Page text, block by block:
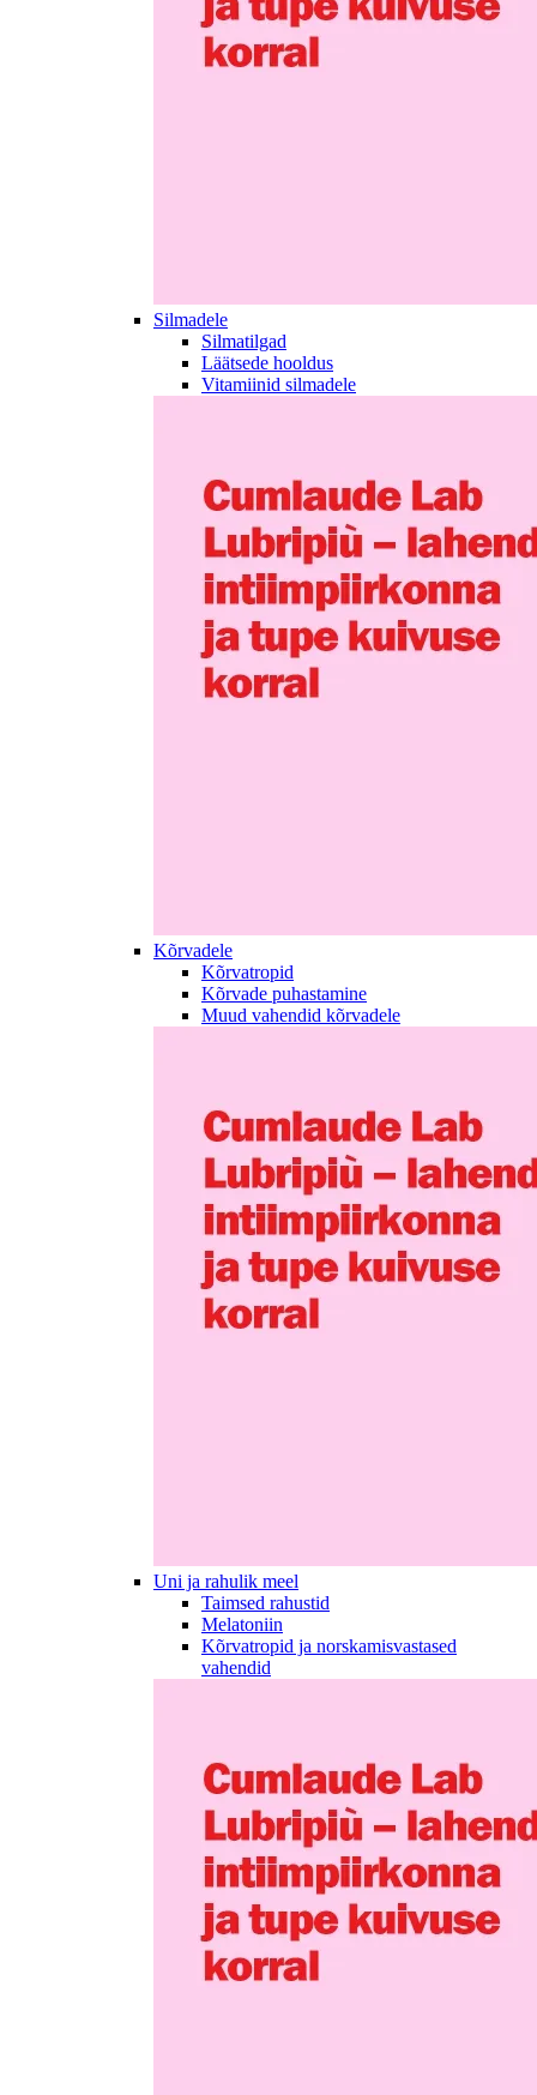
Silmadele
Silmatilgad
Läätsede hooldus
Vitamiinid silmadele
Kõrvadele
Kõrvatropid
Kõrvade puhastamine
Muud vahendid kõrvadele
Uni ja rahulik meel
Taimsed rahustid
Melatoniin
Kõrvatropid ja norskamisvastased
vahendid